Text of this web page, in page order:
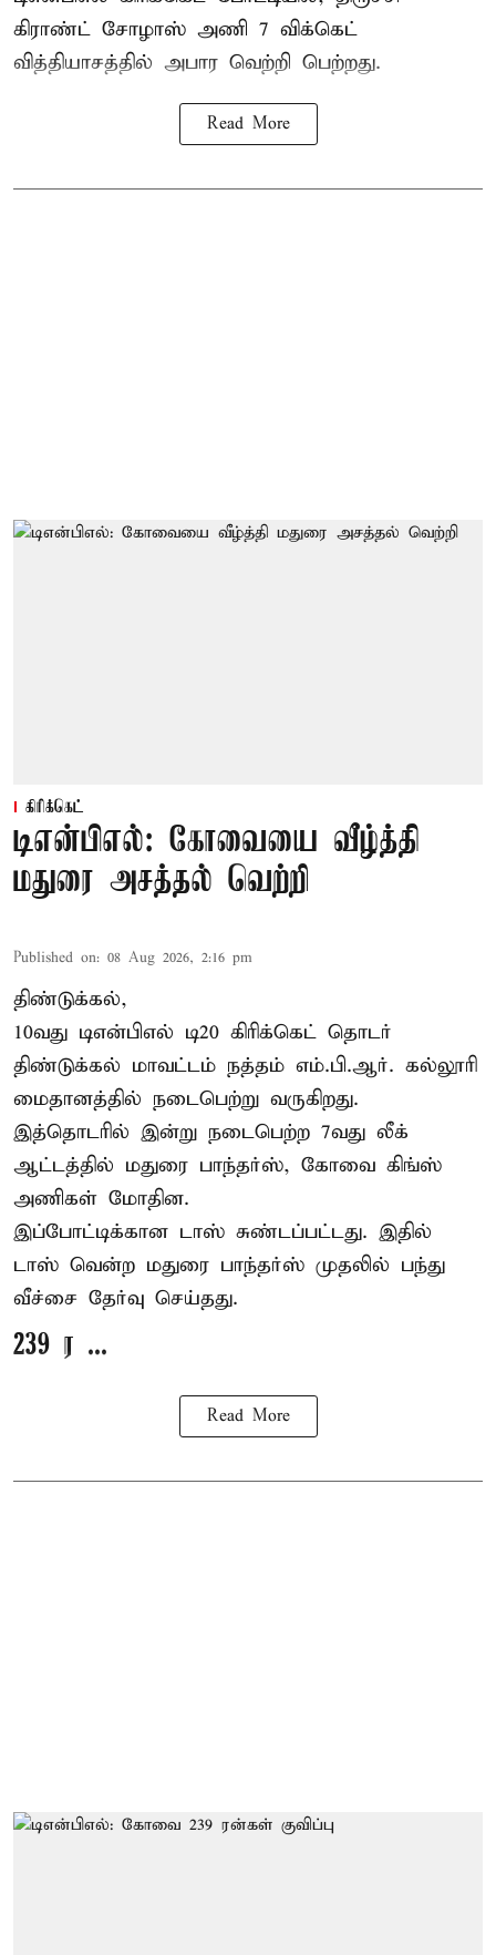
கிராண்ட் சோழாஸ் அணி 7 விக்கெட்
வித்தியாசத்தில் அபார வெற்றி பெற்றது.
Read More
கிரிக்கெட்
டிஎன்பிஎல்: கோவையை வீழ்த்தி
மதுரை அசத்தல் வெற்றி
Published on: 08 Aug 2026, 2:16 pm
திண்டுக்கல்,
10வது டிஎன்பிஎல் டி20 கிரிக்கெட் தொடர்
திண்டுக்கல் மாவட்டம் நத்தம் எம்.பி.ஆர். கல்லூரி
மைதானத்தில் நடைபெற்று வருகிறது.
இத்தொடரில் இன்று நடைபெற்ற 7வது லீக்
ஆட்டத்தில் மதுரை பாந்தர்ஸ், கோவை கிங்ஸ்
அணிகள் மோதின.
இப்போட்டிக்கான டாஸ் சுண்டப்பட்டது. இதில்
டாஸ் வென்ற மதுரை பாந்தர்ஸ் முதலில் பந்து
வீச்சை தேர்வு செய்தது.
239 ர ...
Read More